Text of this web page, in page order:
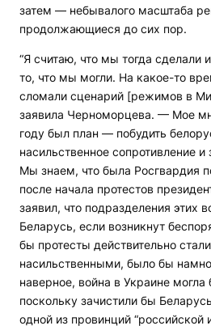
затем — небывалого масштаба
продолжающиеся до сих пор.
“Я считаю, что мы тогда сделали
то, что мы могли. На какое-то
сломали сценарий [режимов в
заявила Черноморцева. — Мое
году был план — побудить
насильственное сопротивление и
Мы знаем, что была Росгвардия
после начала протестов
заявил, что подразделения этих
Беларусь, если возникнут
бы протесты действительно
насильственными, было бы
наверное, война в Украине
поскольку зачистили бы
одной из провинций